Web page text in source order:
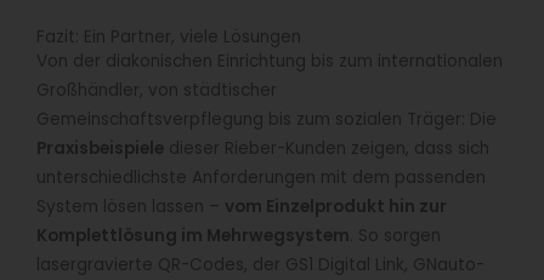
Fazit: Ein Partner, viele Lösungen
Von der diakonischen Einrichtung bis zum internationalen
Großhändler, von städtischer
Gemeinschaftsverpflegung bis zum sozialen Träger: Die
Praxisbeispiele dieser Rieber-Kunden zeigen, dass sich
unterschiedlichste Anforderungen mit dem passenden
System lösen lassen – vom Einzelprodukt hin zur
Komplettlösung im Mehrwegsystem . So sorgen
lasergravierte QR-Codes, der GS1 Digital Link, GNauto-